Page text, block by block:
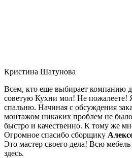
Кристина Шатунова
Всем, кто еще выбирает компанию
советую Кухни мол! Не пожалеете!
спальню. Начиная с обсуждения
монтажом никаких проблем не
быстро и качественно. К тому же
Огромное спасибо сборщику
Это мастер своего дела! Всю мебель
здесь.